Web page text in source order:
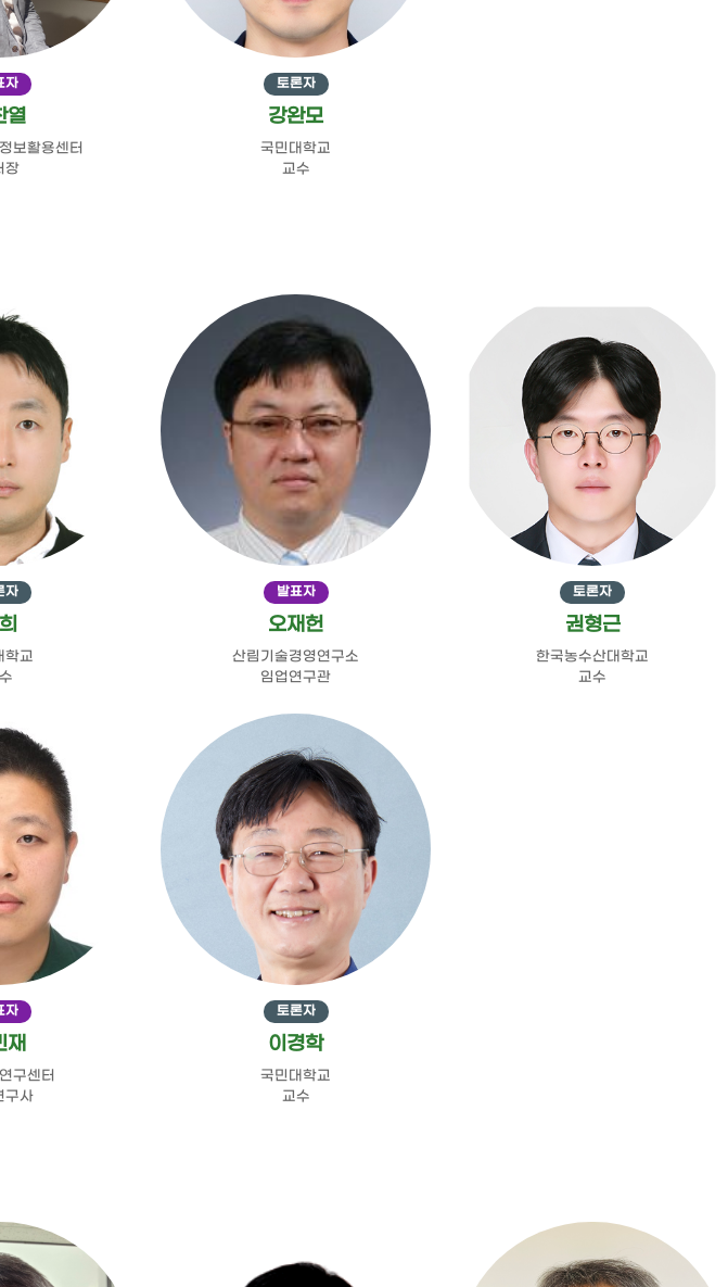
자
열
보활용센터
장
토론자
강완모
국민대학교
교수
자
학교
발표자
오재헌
산림기술경영연구소
임업연구관
토론자
권형근
한국농수산대학교
교수
자
재
구센터
구사
토론자
이경학
국민대학교
교수